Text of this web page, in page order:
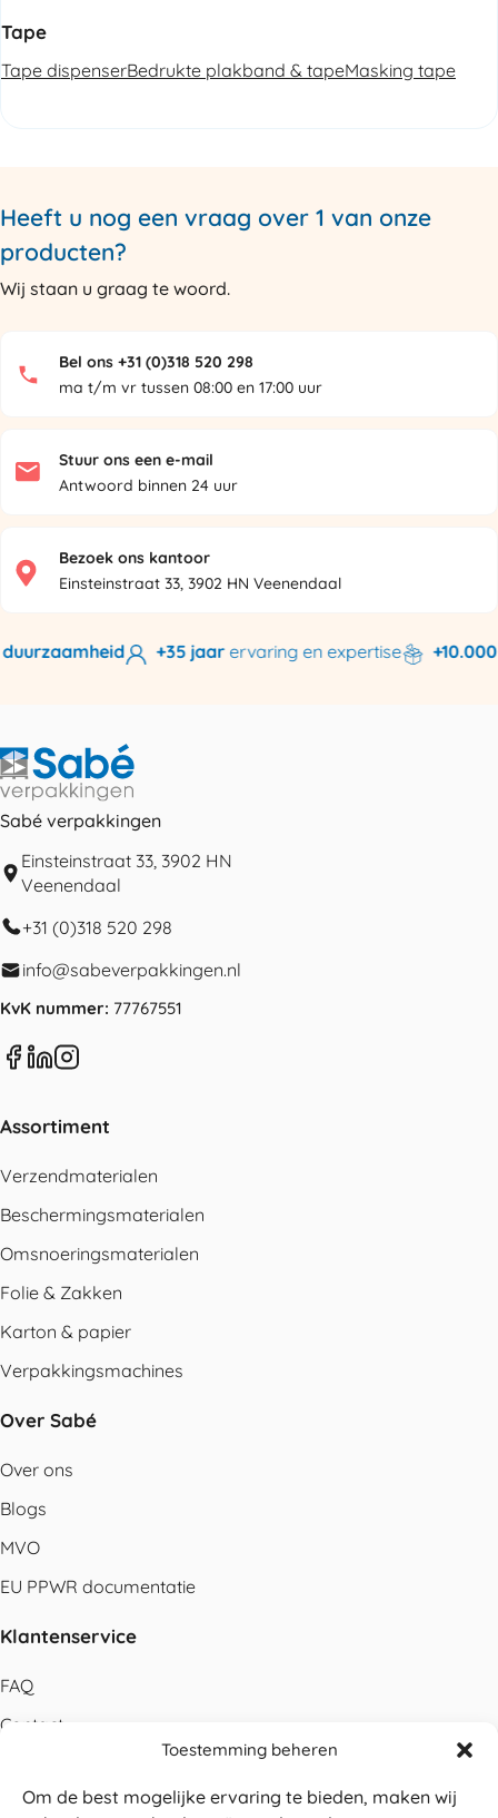
Toestemming beheren
Om de best mogelijke ervaring te bieden, maken wij
Tape
Tape dispenserBedrukte plakband & tapeMasking tape
Heeft u nog een vraag over 1 van onze
producten?
Wij staan u graag te woord.
Bel ons +31 (0)318 520 298
ma t/m vr tussen 08:00 en 17:00 uur
Stuur ons een e-mail
Antwoord binnen 24 uur
Bezoek ons kantoor
Einsteinstraat 33, 3902 HN Veenendaal
+35 jaarervaring en expertise +10.000
Sabé verpakkingen
Einsteinstraat 33, 3902 HN
Veenendaal
+31 (0)318 520 298
info@sabeverpakkingen.nl
KvK nummer: 77767551
Assortiment
Verzendmaterialen
Beschermingsmaterialen
Omsnoeringsmaterialen
Folie & Zakken
Karton & papier
Verpakkingsmachines
Over Sabé
Over ons
Blogs
MVO
EU PPWR documentatie
Klantenservice
FAQ
Contact
Betalen